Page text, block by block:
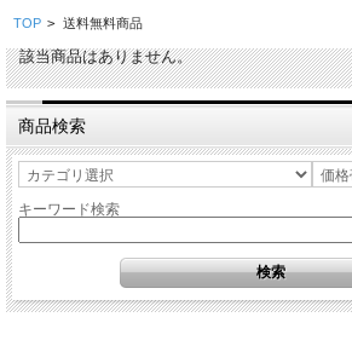
TOP > 送料無料商品
該当商品はありません。
商品検索
キーワード検索